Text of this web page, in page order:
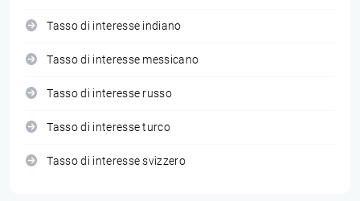
Tasso di interesse indiano
Tasso di interesse messicano
Tasso di interesse russo
Tasso di interesse turco
Tasso di interesse svizzero